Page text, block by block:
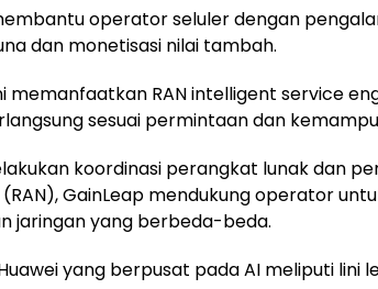
operator seluler dengan
dan monetisasi nilai tambah.
memanfaatkan RAN intelligent service
sesuai permintaan dan
koordinasi perangkat lunak dan
GainLeap mendukung operator
jaringan yang berbeda-beda.
yang berpusat pada AI meliputi lini